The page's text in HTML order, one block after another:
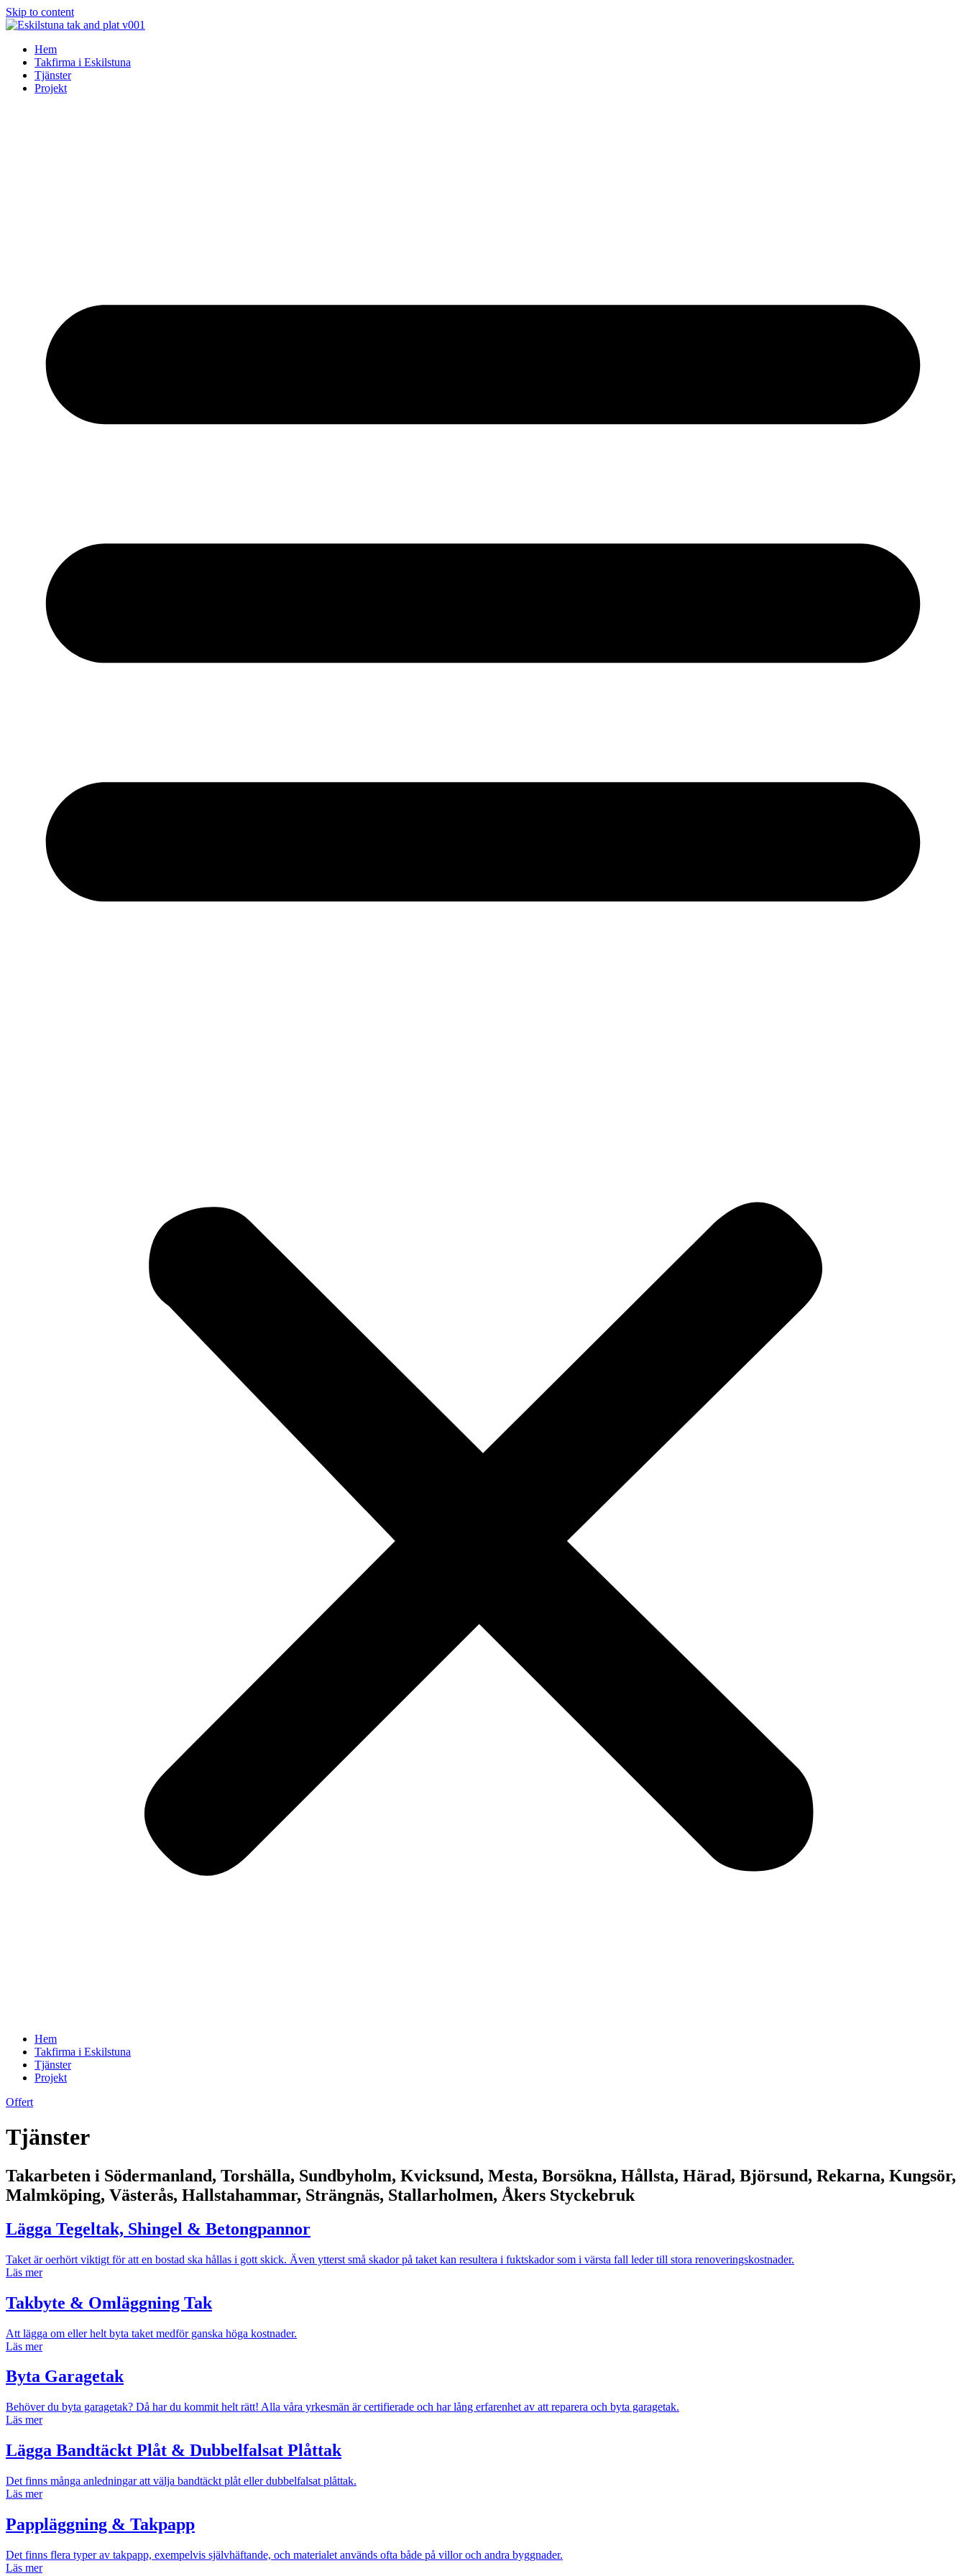
Skip to content
Hem
Takfirma i Eskilstuna
Tjänster
Projekt
Hem
Takfirma i Eskilstuna
Tjänster
Projekt
Offert
Tjänster
Takarbeten i Södermanland, Torshälla, Sundbyholm, Kvicksund, Mesta, Borsökna, Hållsta, Härad, Björsund, Rekarna, Kungsör,
Malmköping, Västerås, Hallstahammar, Strängnäs, Stallarholmen, Åkers Styckebruk
Lägga Tegeltak, Shingel & Betongpannor
Taket är oerhört viktigt för att en bostad ska hållas i gott skick. Även ytterst små skador på taket kan resultera i fuktskador som i värsta fall leder till stora renoveringskostnader.
Läs mer
Takbyte & Omläggning Tak
Att lägga om eller helt byta taket medför ganska höga kostnader.
Läs mer
Byta Garagetak
Behöver du byta garagetak? Då har du kommit helt rätt! Alla våra yrkesmän är certifierade och har lång erfarenhet av att reparera och byta garagetak.
Läs mer
Lägga Bandtäckt Plåt & Dubbelfalsat Plåttak
Det finns många anledningar att välja bandtäckt plåt eller dubbelfalsat plåttak.
Läs mer
Pappläggning & Takpapp
Det finns flera typer av takpapp, exempelvis självhäftande, och materialet används ofta både på villor och andra byggnader.
Läs mer